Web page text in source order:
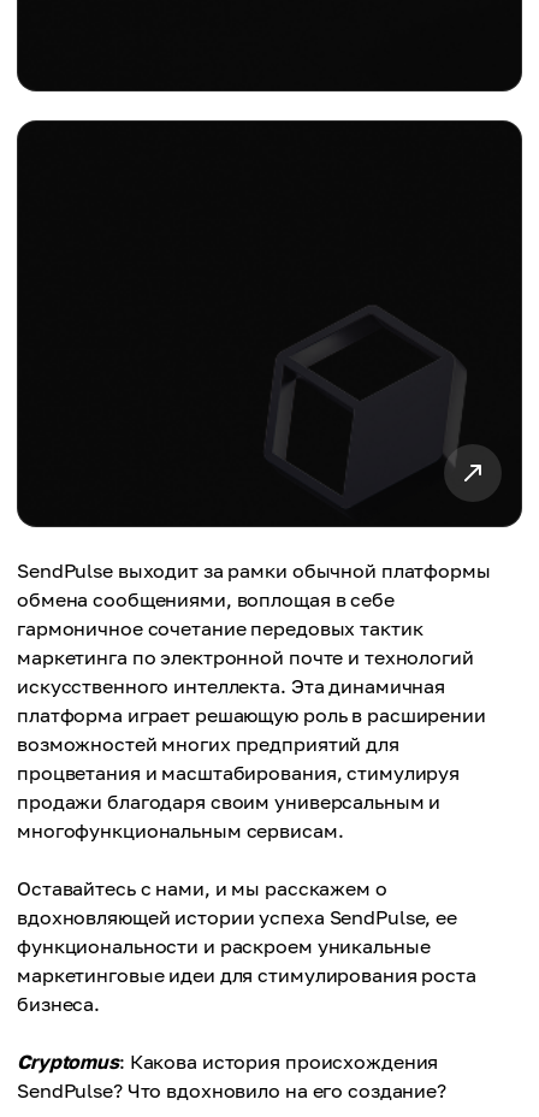
SendPulse выходит за рамки обычной платформы
обмена сообщениями, воплощая в себе
гармоничное сочетание передовых тактик
маркетинга по электронной почте и технологий
искусственного интеллекта. Эта динамичная
платформа играет решающую роль в расширении
возможностей многих предприятий для
процветания и масштабирования, стимулируя
продажи благодаря своим универсальным и
многофункциональным сервисам.
Оставайтесь с нами, и мы расскажем о
вдохновляющей истории успеха SendPulse, ее
функциональности и раскроем уникальные
маркетинговые идеи для стимулирования роста
бизнеса.
Cryptomus: Какова история происхождения
SendPulse? Что вдохновило на его создание?